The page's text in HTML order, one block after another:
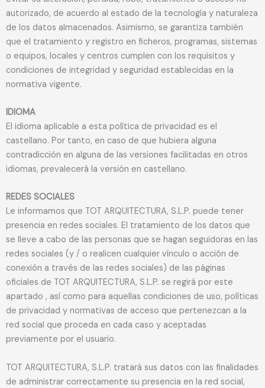
autorizado, de acuerdo al estado de la tecnología y naturaleza
de los datos almacenados. Asimismo, se garantiza también
que el tratamiento y registro en ficheros, programas, sistemas
o equipos, locales y centros cumplen con los requisitos y
condiciones de integridad y seguridad establecidas en la
normativa vigente.
IDIOMA
El idioma aplicable a esta política de privacidad es el
castellano. Por tanto, en caso de que hubiera alguna
contradicción en alguna de las versiones facilitadas en otros
idiomas, prevalecerá la versión en castellano.
REDES SOCIALES
Le informamos que TOT ARQUITECTURA, S.L.P. puede tener
presencia en redes sociales. El tratamiento de los datos que
se lleve a cabo de las personas que se hagan seguidoras en las
redes sociales (y / o realicen cualquier vínculo o acción de
conexión a través de las redes sociales) de las páginas
oficiales de TOT ARQUITECTURA, S.L.P. se regirá por este
apartado , así como para aquellas condiciones de uso, políticas
de privacidad y normativas de acceso que pertenezcan a la
red social que proceda en cada caso y aceptadas
previamente por el usuario.
TOT ARQUITECTURA, S.L.P. tratará sus datos con las finalidades
de administrar correctamente su presencia en la red social,